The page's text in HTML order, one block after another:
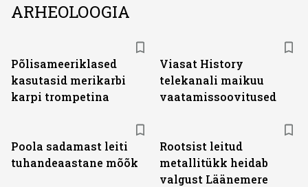
ARHEOLOOGIA
Põlisameeriklased
kasutasid merikarbi
karpi trompetina
Viasat History
telekanali maikuu
vaatamissoovitused
Poola sadamast leiti
tuhandeaastane mõõk
Rootsist leitud
metallitükk heidab
valgust Läänemere